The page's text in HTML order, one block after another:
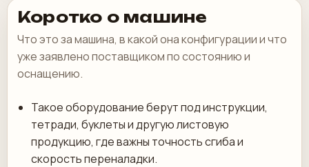
Коротко о машине
Что это за машина, в какой она конфигурации и что
уже заявлено поставщиком по состоянию и
оснащению.
Такое оборудование берут под инструкции,
тетради, буклеты и другую листовую
продукцию, где важны точность сгиба и
скорость переналадки.